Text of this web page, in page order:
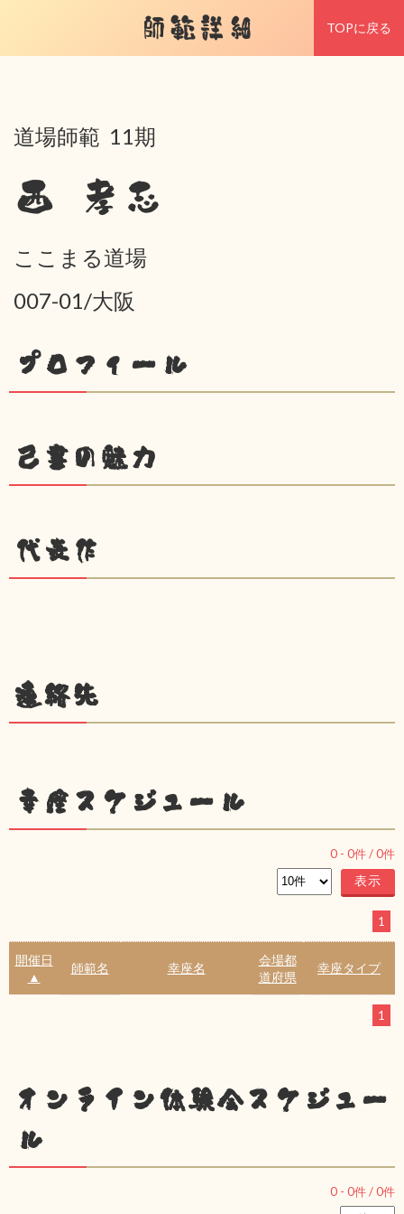
師範詳細 TOPに戻る
道場師範 11期
西 孝志
ここまる道場
007-01/大阪
プロフィール
己書の魅力
代表作
連絡先
幸座スケジュール
0 - 0件 /0件
1
開催日
▲
師範名 幸座名
会場都
道府県
幸座タイプ
1
オンライン体験会スケジュー
ル
0 - 0件 /0件